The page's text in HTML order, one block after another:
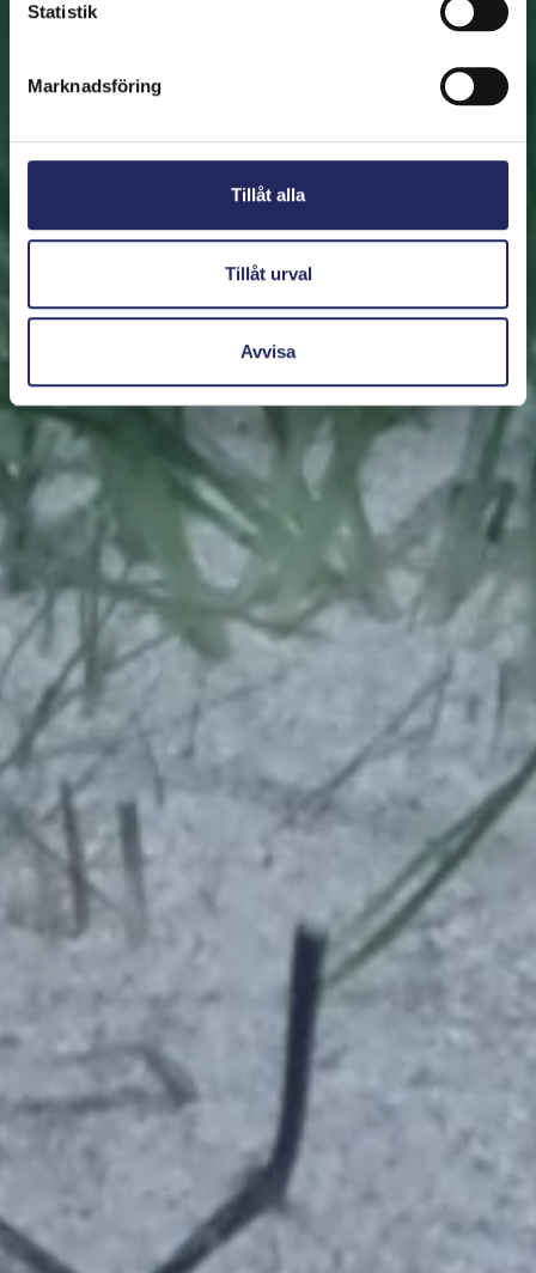
Statistik
Marknadsföring
Tillåt alla
Tillåt urval
Avvisa